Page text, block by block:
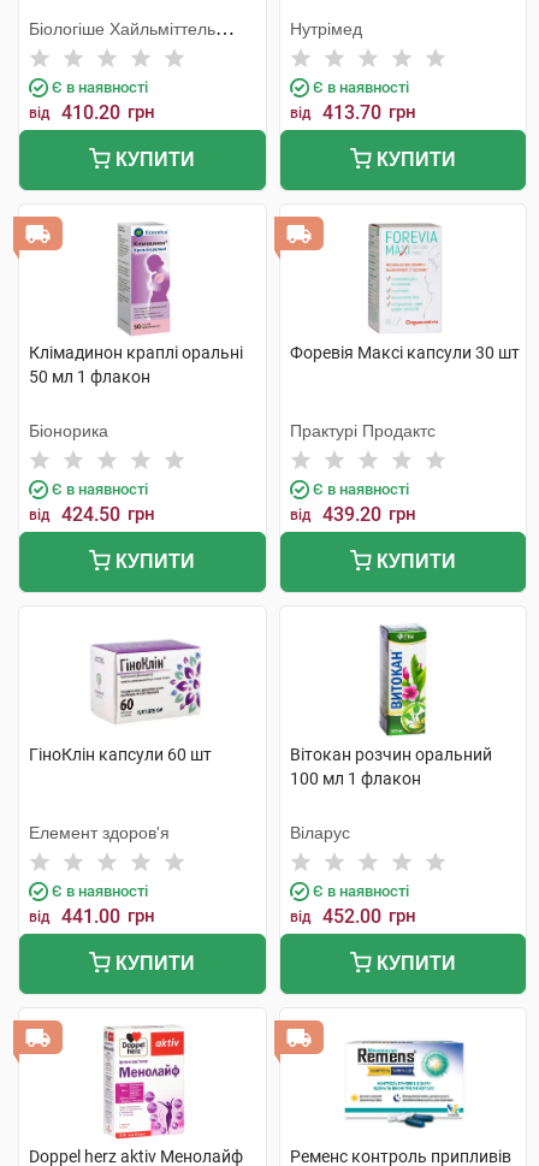
Біологіше Хайльміттель
Хеель
Є в наявності
від 410.20 грн
КУПИТИ
Нутрімед
Є в наявності
від 413.70 грн
КУПИТИ
Клімадинон краплі оральні
50 мл 1 флакон
Біонорика
Є в наявності
від 424.50 грн
КУПИТИ
Форевія Максі капсули 30 шт
Практурі Продактс
Є в наявності
від 439.20 грн
КУПИТИ
ГіноКлін капсули 60 шт
Елемент здоров'я
Є в наявності
від 441.00 грн
КУПИТИ
Вітокан розчин оральний
100 мл 1 флакон
Віларус
Є в наявності
від 452.00 грн
КУПИТИ
Doppel herz aktiv Менолайф Ременс контроль припливів